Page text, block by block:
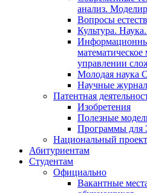
анализ.
Вопросы
Культура.
управлении
Молодая наука
Научные
Патентная
Изобретения
Полезные
Программы
Национальный
Абитуриентам
Студентам
Официально
Вакантные